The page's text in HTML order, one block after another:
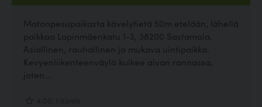
Matonpesupaikasta kävelytietä 50m etelään, lähellä
paikkaa Lapinmäenkatu 1-3, 38200 Sastamala.
Asiallinen, rauhallinen ja mukava uintipaikka.
Kevyenliikenteenväylä kulkee aivan rannassa,
joten...